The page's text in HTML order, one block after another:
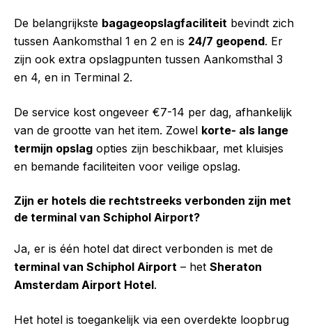
De belangrijkste bagageopslagfaciliteit bevindt zich
tussen Aankomsthal 1 en 2 en is 24/7 geopend. Er
zijn ook extra opslagpunten tussen Aankomsthal 3
en 4, en in Terminal 2.
De service kost ongeveer €7-14 per dag, afhankelijk
van de grootte van het item. Zowel korte- als lange
termijn opslag opties zijn beschikbaar, met kluisjes
en bemande faciliteiten voor veilige opslag.
Zijn er hotels die rechtstreeks verbonden zijn met
de terminal van Schiphol Airport?
Ja, er is één hotel dat direct verbonden is met de
terminal van Schiphol Airport – het Sheraton
Amsterdam Airport Hotel.
Het hotel is toegankelijk via een overdekte loopbrug